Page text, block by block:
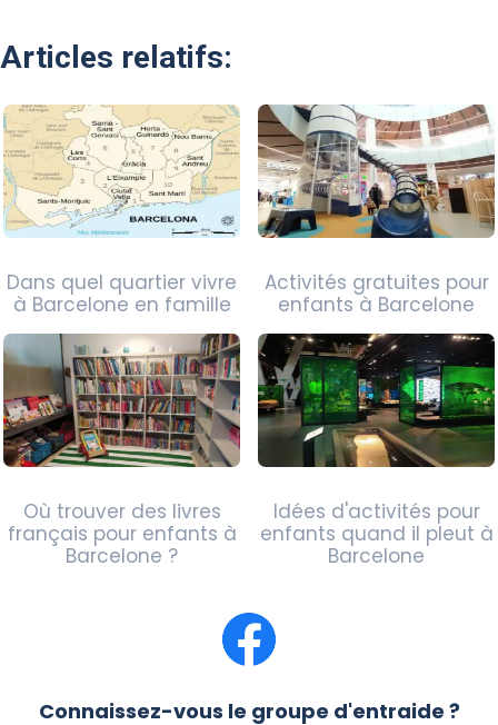
Articles relatifs:
Dans quel quartier vivre
à Barcelone en famille
Activités gratuites pour
enfants à Barcelone
Où trouver des livres
français pour enfants à
Barcelone ?
Idées d'activités pour
enfants quand il pleut à
Barcelone
Connaissez-vous le groupe d'entraide ?